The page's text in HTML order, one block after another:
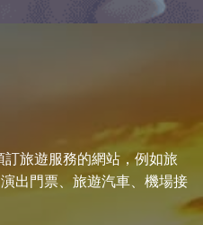
旅遊服務的網站，例如旅
出門票、旅遊汽車、機場接